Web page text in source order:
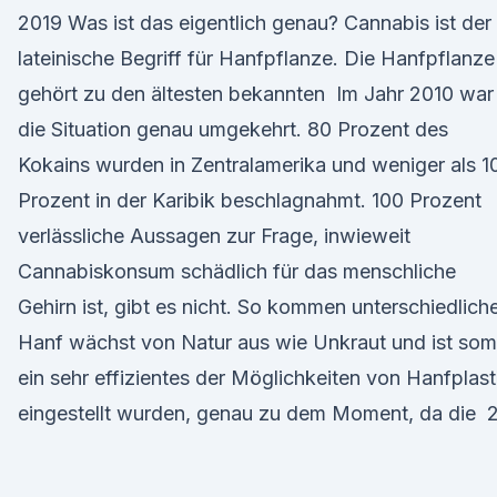
2019 Was ist das eigentlich genau? Cannabis ist der
lateinische Begriff für Hanfpflanze. Die Hanfpflanze
gehört zu den ältesten bekannten Im Jahr 2010 war
die Situation genau umgekehrt. 80 Prozent des
Kokains wurden in Zentralamerika und weniger als
Prozent in der Karibik beschlagnahmt. 100 Prozent
verlässliche Aussagen zur Frage, inwieweit
Cannabiskonsum schädlich für das menschliche
Gehirn ist, gibt es nicht. So kommen
Hanf wächst von Natur aus wie Unkraut und ist
ein sehr effizientes der Möglichkeiten von
eingestellt wurden, genau zu dem Moment, da die